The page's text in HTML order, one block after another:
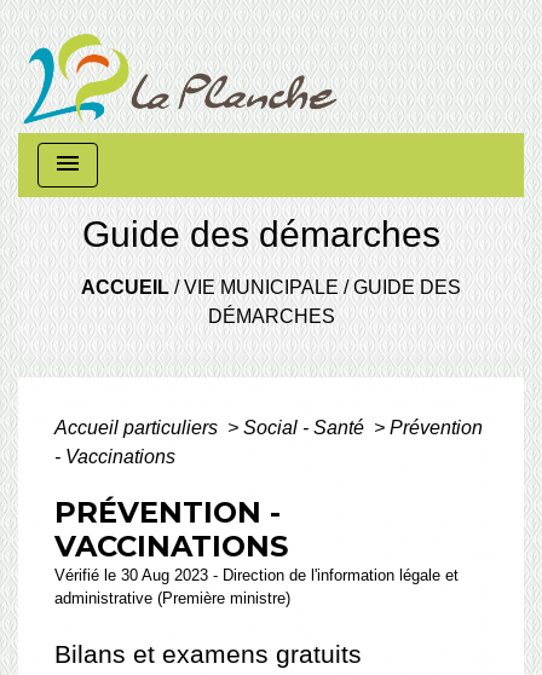
menu
Guide des démarches
ACCUEIL/VIE MUNICIPALE/GUIDE DES
DÉMARCHES
Accueil particuliers > Social - Santé > Prévention
- Vaccinations
PRÉVENTION -
VACCINATIONS
Vérifié le 30 Aug 2023 - Direction de l'information légale et
administrative (Première ministre)
Bilans et examens gratuits